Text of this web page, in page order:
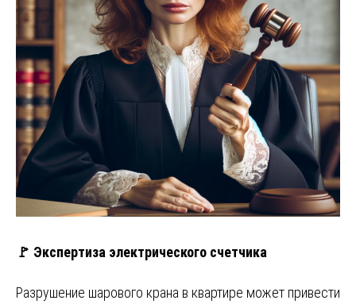
🚩 Экспертиза электрического счетчика
Разрушение шарового крана в квартире может привести